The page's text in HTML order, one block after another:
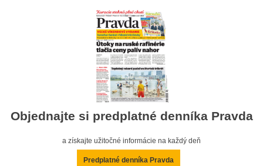
Objednajte si predplatné denníka Pravda
a získajte užitočné informácie na každý deň
Predplatné denníka Pravda